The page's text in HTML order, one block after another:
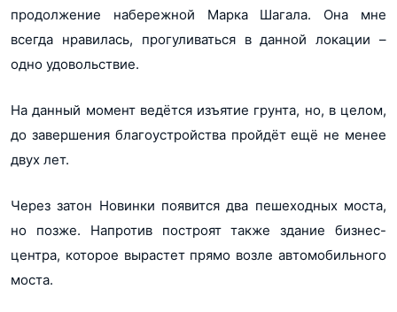
продолжение набережной Марка Шагала. Она мне
всегда нравилась, прогуливаться в данной локации –
одно удовольствие.
На данный момент ведётся изъятие грунта, но, в целом,
до завершения благоустройства пройдёт ещё не менее
двух лет.
Через затон Новинки появится два пешеходных моста,
но позже. Напротив построят также здание бизнес-
центра, которое вырастет прямо возле автомобильного
моста.